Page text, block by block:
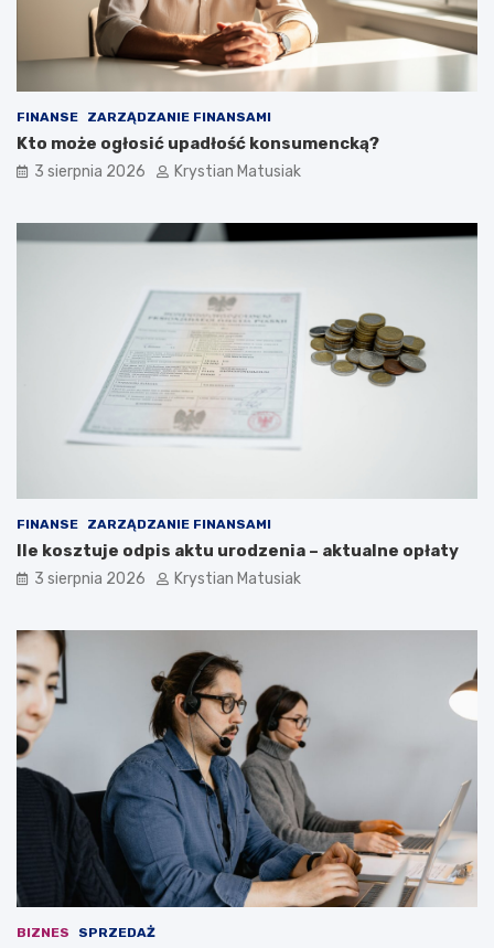
FINANSE ZARZĄDZANIE FINANSAMI
Kto może ogłosić upadłość konsumencką?
3 sierpnia 2026 Krystian Matusiak
FINANSE ZARZĄDZANIE FINANSAMI
Ile kosztuje odpis aktu urodzenia – aktualne opłaty
3 sierpnia 2026 Krystian Matusiak
BIZNES SPRZEDAŻ